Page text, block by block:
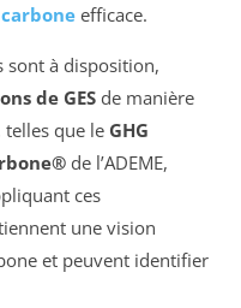
efficace.
sont à disposition,
de GES de manière
telles que le GHG
de l’ADEME,
ces
une vision
et peuvent identifier